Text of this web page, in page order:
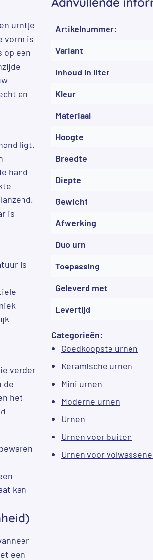
urntje
vorm is
op een
en
ligt.
hand
is
is
verder
de
het
kan
een
Artikelnummer:
Variant
Inhoud in liter
Kleur
Materiaal
Hoogte
Breedte
Diepte
Gewicht
Afwerking
Duo urn
Toepassing
Geleverd met
Levertijd
Categorieën:
Goedkoopste urnen
Keramische urnen
Mini urnen
Moderne urnen
Urnen
Urnen voor buiten
Urnen voor